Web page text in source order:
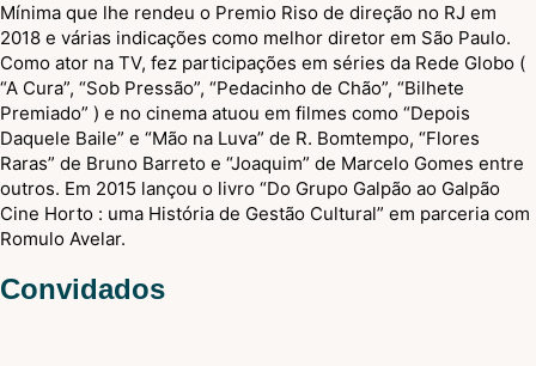
Mínima que lhe rendeu o Premio Riso de direção no RJ em
2018 e várias indicações como melhor diretor em São Paulo.
Como ator na TV, fez participações em séries da Rede Globo (
“A Cura”, “Sob Pressão”, “Pedacinho de Chão”, “Bilhete
Premiado” ) e no cinema atuou em filmes como “Depois
Daquele Baile” e “Mão na Luva” de R. Bomtempo, “Flores
Raras” de Bruno Barreto e “Joaquim” de Marcelo Gomes entre
outros. Em 2015 lançou o livro “Do Grupo Galpão ao Galpão
Cine Horto : uma História de Gestão Cultural” em parceria com
Romulo Avelar.
Convidados